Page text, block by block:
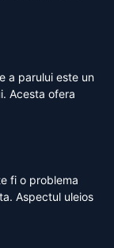
a parului este un
Acesta ofera
fi o problema
Aspectul uleios